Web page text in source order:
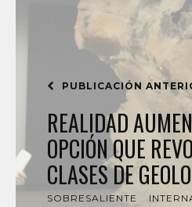
PUBLICACIÓN
REALIDAD
OPCIÓN QUE
CLASES DE
SOBRESALIENTE